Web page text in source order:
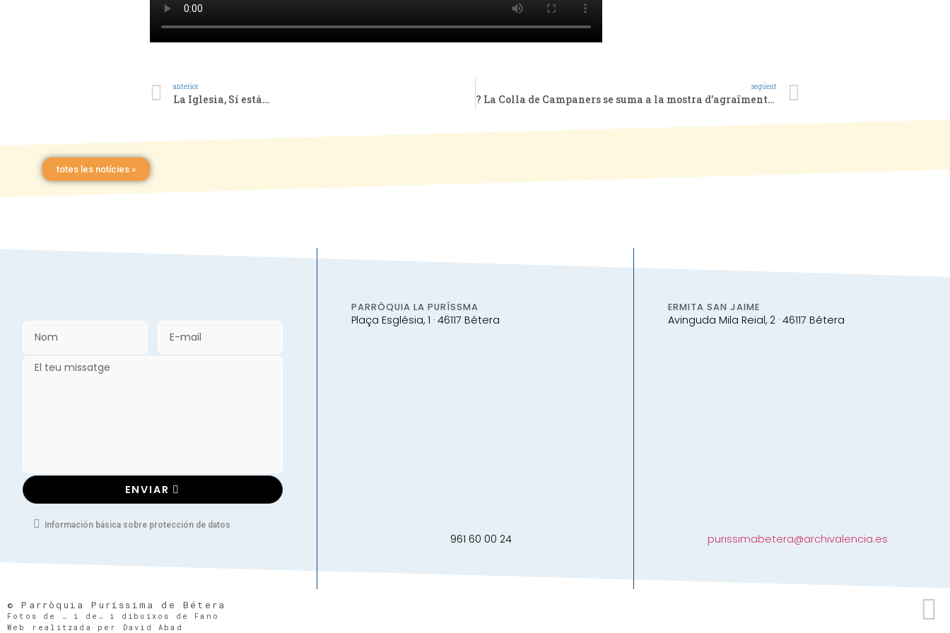
anterior
La Iglesia, Sí está…
següent
? La Colla de Campaners se suma a la mostra d’agraïments en temps del covid-19.
totes les notícies »
ENVIAR
Información básica sobre protección de datos
PARRÒQUIA LA PURÍSSMA
Plaça Església, 1 · 46117 Bétera
961 60 00 24
ERMITA SAN JAIME
Avinguda Mila Reial, 2 · 46117 Bétera
purissimabetera@archivalencia.es
© Parròquia Puríssima de Bétera
Fotos de … i de… i dibuixos de Fano
Web realitzada per David Abad